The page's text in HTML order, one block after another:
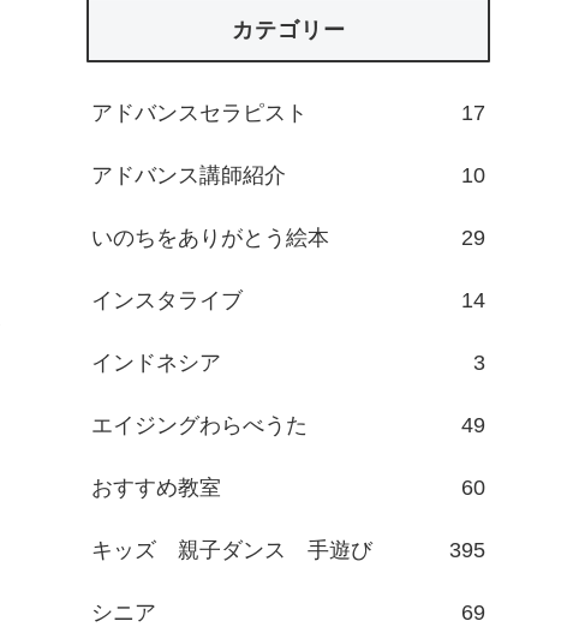
カテゴリー
アドバンスセラピスト 17
アドバンス講師紹介 10
いのちをありがとう絵本 29
インスタライブ 14
インドネシア 3
エイジングわらべうた 49
おすすめ教室 60
キッズ 親子ダンス 手遊び 395
シニア 69